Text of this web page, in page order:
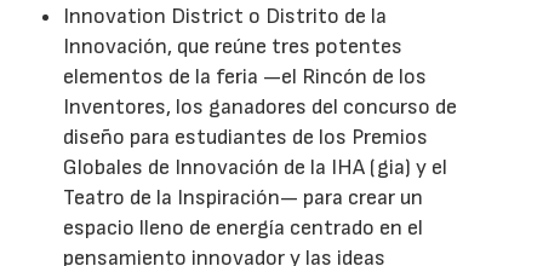
Innovation District o Distrito de la
Innovación, que reúne tres potentes
elementos de la feria —el Rincón de los
Inventores, los ganadores del concurso de
diseño para estudiantes de los Premios
Globales de Innovación de la IHA (gia) y el
Teatro de la Inspiración— para crear un
espacio lleno de energía centrado en el
pensamiento innovador y las ideas